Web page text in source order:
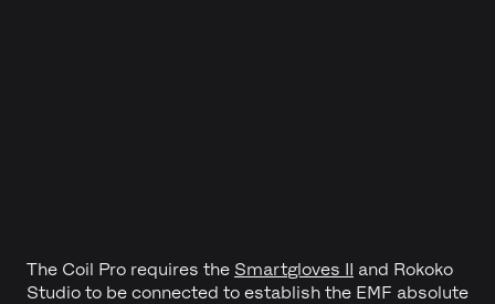
The Coil Pro requires the Smartgloves II and Rokoko
Studio to be connected to establish the EMF absolute